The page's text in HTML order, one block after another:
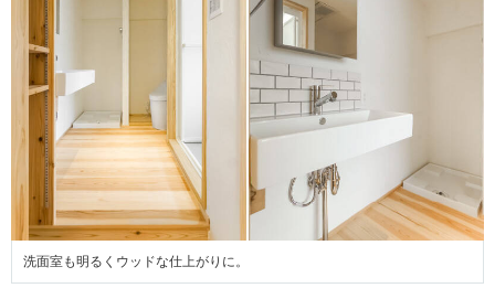
洗面室も明るくウッドな仕上がりに。